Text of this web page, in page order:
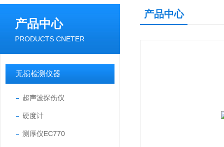
产品中心
PRODUCTS CNETER
无损检测仪器
超声波探伤仪
硬度计
测厚仪EC770
产品中心